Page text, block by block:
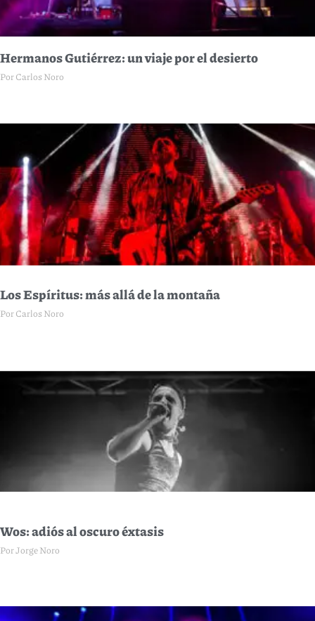
Hermanos Gutiérrez: un viaje por el desierto
Por Carlos Noro
Los Espíritus: más allá de la montaña
Por Carlos Noro
Wos: adiós al oscuro éxtasis
Por Jorge Noro